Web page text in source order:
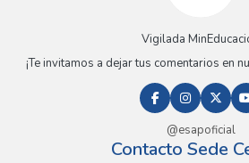
Vigilada
¡Te invitamos a dejar tus comentarios en
@esapoficial
Contacto Sede